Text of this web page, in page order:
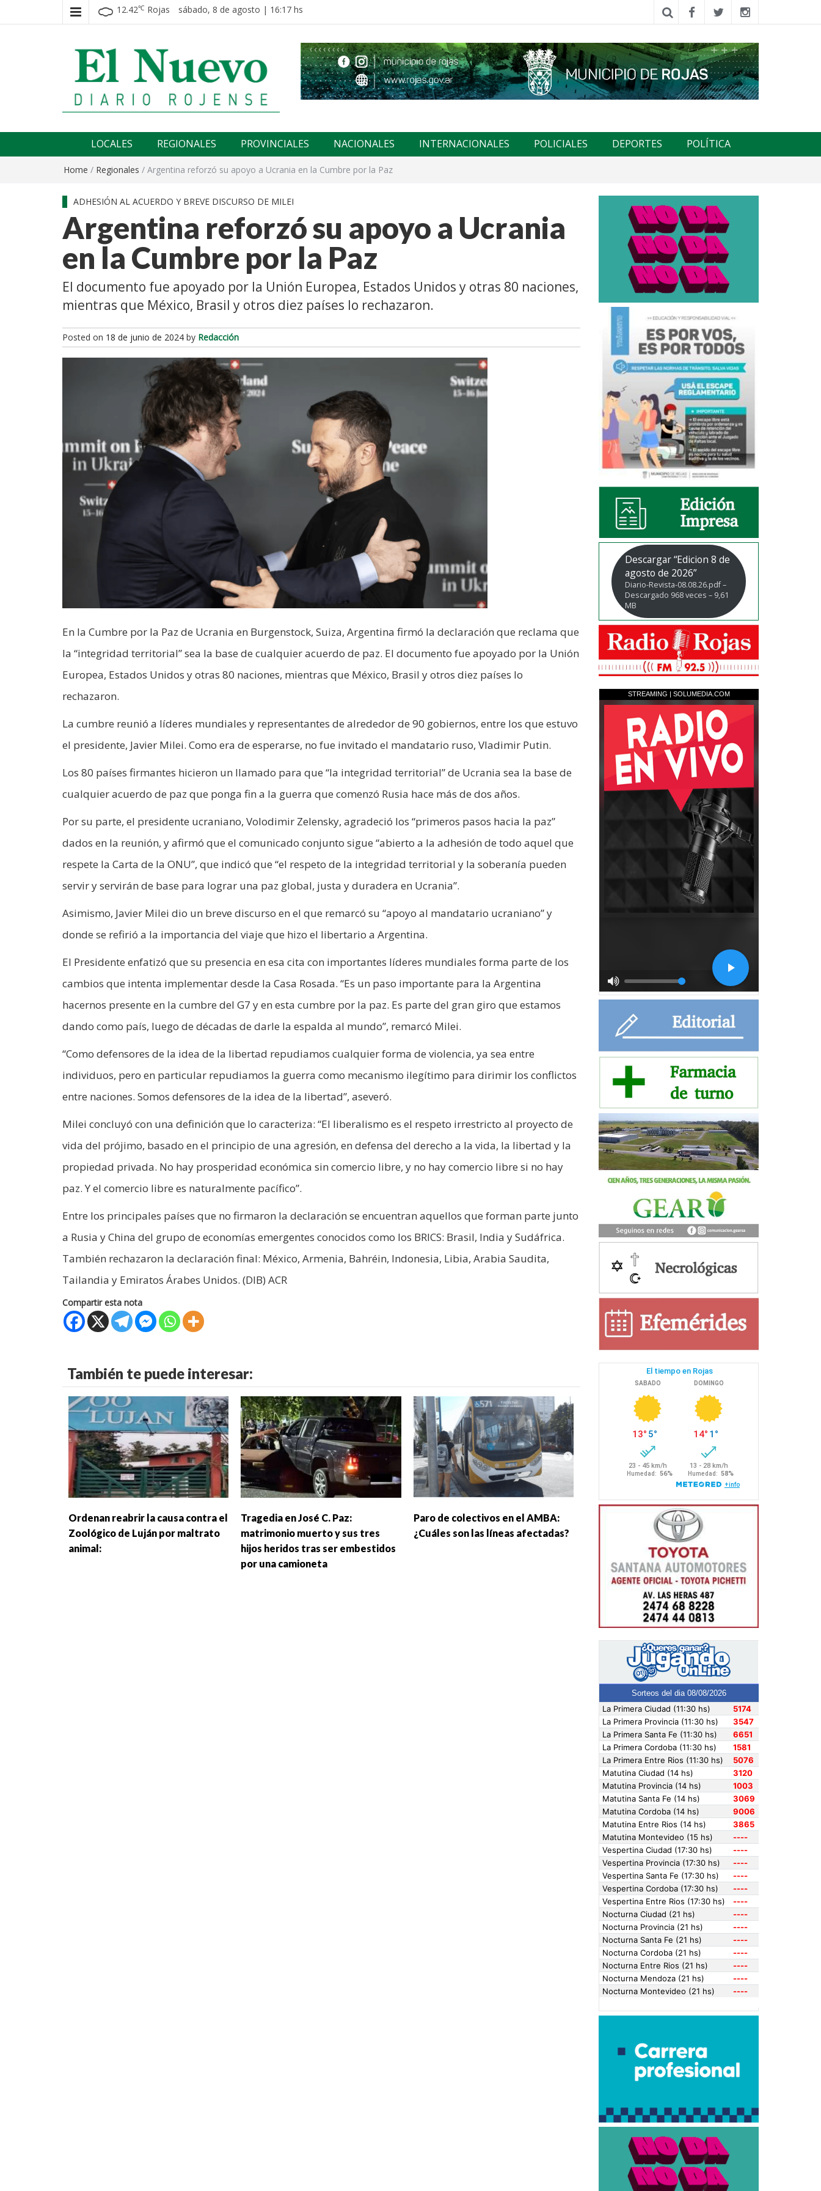
12.42℃ Rojas sábado, 8 de agosto | 16:17 hs
El nuevo rojense
LOCALES REGIONALES PROVINCIALES NACIONALES INTERNACIONALES POLICIALES DEPORTES POLÍTICA
Home / Regionales / Argentina reforzó su apoyo a Ucrania en la Cumbre por la Paz
ADHESIÓN AL ACUERDO Y BREVE DISCURSO DE MILEI
Argentina reforzó su apoyo a Ucrania
en la Cumbre por la Paz
El documento fue apoyado por la Unión Europea, Estados Unidos y otras 80 naciones,
mientras que México, Brasil y otros diez países lo rechazaron.
Posted on 18 de junio de 2024 by Redacción
En la Cumbre por la Paz de Ucrania en Burgenstock, Suiza, Argentina firmó la declaración que reclama que
la “integridad territorial” sea la base de cualquier acuerdo de paz. El documento fue apoyado por la Unión
Europea, Estados Unidos y otras 80 naciones, mientras que México, Brasil y otros diez países lo
rechazaron.
La cumbre reunió a líderes mundiales y representantes de alrededor de 90 gobiernos, entre los que estuvo
el presidente, Javier Milei. Como era de esperarse, no fue invitado el mandatario ruso, Vladimir Putin.
Los 80 países firmantes hicieron un llamado para que “la integridad territorial” de Ucrania sea la base de
cualquier acuerdo de paz que ponga fin a la guerra que comenzó Rusia hace más de dos años.
Por su parte, el presidente ucraniano, Volodimir Zelensky, agradeció los “primeros pasos hacia la paz”
dados en la reunión, y afirmó que el comunicado conjunto sigue “abierto a la adhesión de todo aquel que
respete la Carta de la ONU”, que indicó que “el respeto de la integridad territorial y la soberanía pueden
servir y servirán de base para lograr una paz global, justa y duradera en Ucrania”.
Asimismo, Javier Milei dio un breve discurso en el que remarcó su “apoyo al mandatario ucraniano” y
donde se refirió a la importancia del viaje que hizo el libertario a Argentina.
El Presidente enfatizó que su presencia en esa cita con importantes líderes mundiales forma parte de los
cambios que intenta implementar desde la Casa Rosada. “Es un paso importante para la Argentina
hacernos presente en la cumbre del G7 y en esta cumbre por la paz. Es parte del gran giro que estamos
dando como país, luego de décadas de darle la espalda al mundo”, remarcó Milei.
“Como defensores de la idea de la libertad repudiamos cualquier forma de violencia, ya sea entre
individuos, pero en particular repudiamos la guerra como mecanismo ilegítimo para dirimir los conflictos
entre naciones. Somos defensores de la idea de la libertad”, aseveró.
Milei concluyó con una definición que lo caracteriza: “El liberalismo es el respeto irrestricto al proyecto de
vida del prójimo, basado en el principio de una agresión, en defensa del derecho a la vida, la libertad y la
propiedad privada. No hay prosperidad económica sin comercio libre, y no hay comercio libre si no hay
paz. Y el comercio libre es naturalmente pacífico”.
Entre los principales países que no firmaron la declaración se encuentran aquellos que forman parte junto
a Rusia y China del grupo de economías emergentes conocidos como los BRICS: Brasil, India y Sudáfrica.
También rechazaron la declaración final: México, Armenia, Bahréin, Indonesia, Libia, Arabia Saudita,
Tailandia y Emiratos Árabes Unidos. (DIB) ACR
Compartir esta nota
También te puede interesar:
Ordenan reabrir la causa contra el
Zoológico de Luján por maltrato
animal:
Tragedia en José C. Paz:
matrimonio muerto y sus tres
hijos heridos tras ser embestidos
por una camioneta
Paro de colectivos en el AMBA:
¿Cuáles son las líneas afectadas?
Descargar “Edicion 8 de
agosto de 2026”
Diario-Revista-08.08.26.pdf –
Descargado 968 veces – 9,61
MB